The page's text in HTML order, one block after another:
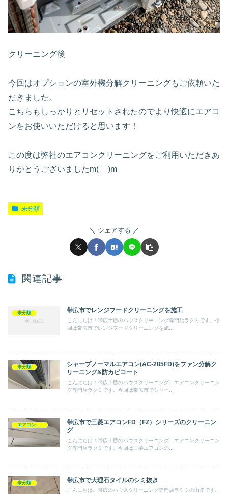
クリーニング後
今回はオプションの室外機分解クリーニングもご依頼いた
だきました。
こちらもしっかりとリセットされたのでより快適にエアコ
ンをお使いいただけると思います！
この度は弊社のエアコンクリーニングをご利用いただきあ
りがとうございましたm(__)m
未分類
シェアする
関連記事
未分類 帯広市でレンジフードクリーニングを施工
こんにちは！帯広十勝のハウスクリーニング専門店ラクミです。今
回は帯広市でレンジフードクリーニングを施...
未分類
シャープノーマルエアコン(AC-285FD)をファン分解ク
リーニング&防カビコート
こんにちは！帯広十勝のハウスクリーニング、エアコンクリーニン
グ専門店ラクミです。今回は帯広市でシャー...
帯広市で三菱エアコンFD（FZ）シリーズのクリーニン
グ
こんにちは！帯広十勝のハウスクリーニング、エアコンクリーニン
グ専門店ラクミです。今回は三菱エアコンの...
未分類 帯広市で大理石タイルのシミ抜き
こんにちは。帯広のハウスクリーニング専門店ラクミの山岸です。